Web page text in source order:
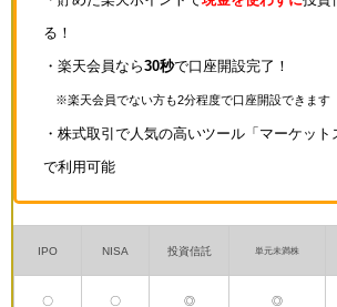
る！
・楽天会員なら30秒で口座開設完了！
※楽天会員でない方も2分程度で口座開設できます
・株式取引で人気の高いツール「マーケット
で利用可能
IPO NISA 投資信託 単元未満株
〇 〇 ◎ ◎